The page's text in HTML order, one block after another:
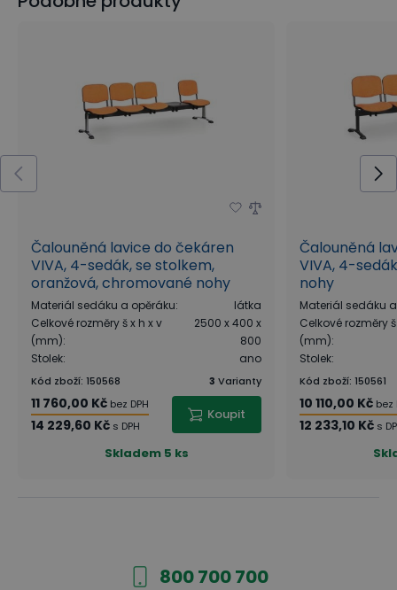
Čalouněná lavice do čekáren
VIVA, 4-sedák, se stolkem,
oranžová, chromované nohy
Materiál sedáku a opěráku:
látka
Celkové rozměry š x h x v
(mm):
2500 x 400 x
800
Stolek: ano
Kód zboží: 150568 3 Varianty
11 760,00 Kč bez DPH
14 229,60 Kč s DPH
Koupit
Skladem 5 ks
Čalouněná
VIVA, 4-
nohy
Materiál sedáku
Celkové rozměry
(mm):
Stolek:
Kód zboží: 150561
10 110,00 Kč bez
12 233,10 Kč s
800 700 700